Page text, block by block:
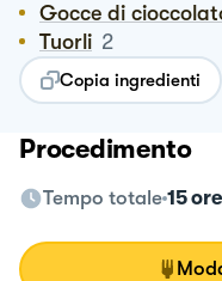
Gocce di
Tuorli 2
Copia ingredienti
Procedimento
Tempo totale 15